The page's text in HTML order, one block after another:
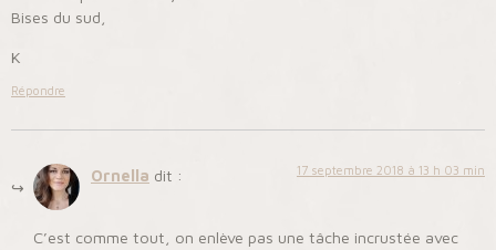
Bises du sud,
K
Répondre
Ornella dit : 17 septembre 2018 à 13 h 03 min
C’est comme tout, on enlève pas une tâche incrustée avec